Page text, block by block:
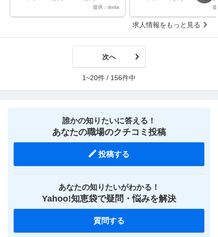
提供：doda
求人情報をもっと見る
次へ
1~20件 / 156件中
誰かの知りたいに答える！
あなたの職場のクチコミ投稿
投稿する
あなたの知りたいがわかる！
Yahoo!知恵袋で疑問・悩みを解決
質問する